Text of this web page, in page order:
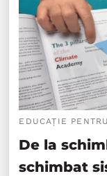
EDUCAȚIE
De la
schimbat